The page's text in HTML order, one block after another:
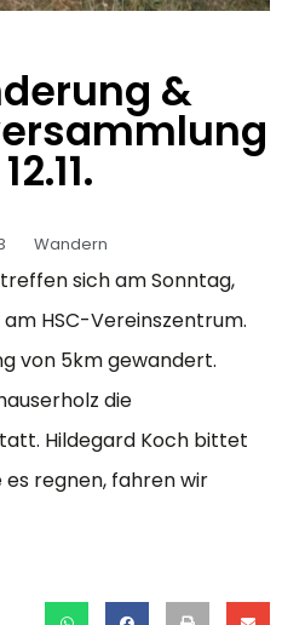
&
Wandern
sich am Sonntag,
am HSC-Vereinszentrum.
von 5km gewandert.
die
Hildegard Koch bittet
es regnen, fahren wir